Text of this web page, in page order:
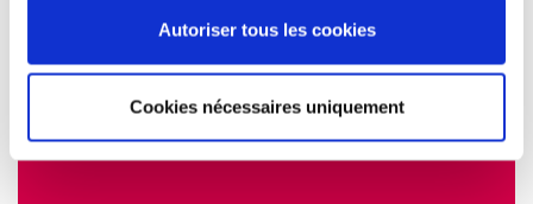
Autoriser tous les cookies
Cookies nécessaires uniquement